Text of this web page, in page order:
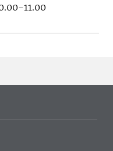
11.00